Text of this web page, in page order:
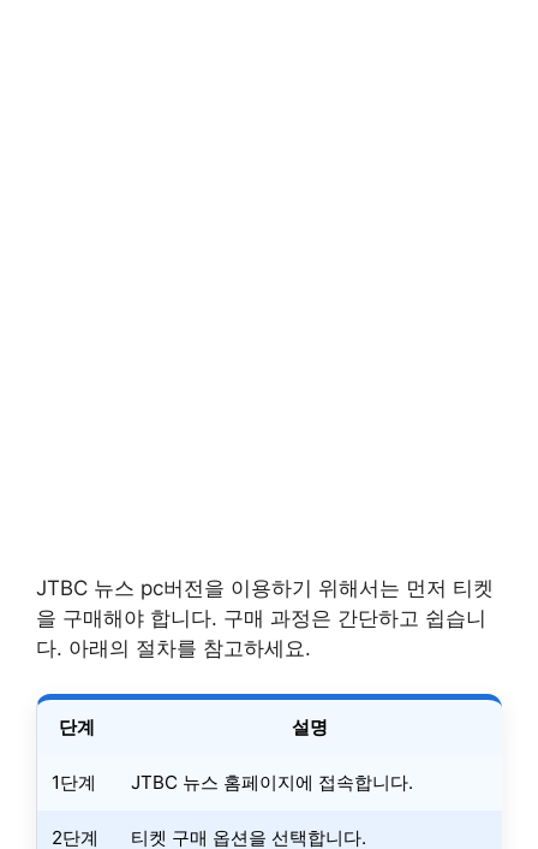
JTBC 뉴스 pc버전을 이용하기 위해서는 먼저 티켓
을 구매해야 합니다. 구매 과정은 간단하고 쉽습니
다. 아래의 절차를 참고하세요.
단계 설명
1단계 JTBC 뉴스 홈페이지에 접속합니다.
2단계 티켓 구매 옵션을 선택합니다.